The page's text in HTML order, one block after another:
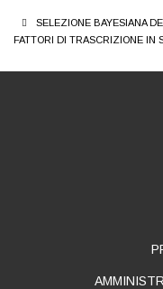
SELEZIONE BAYESIANA
FATTORI DI TRASCRIZIONE IN